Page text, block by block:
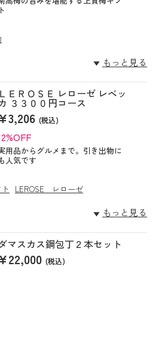
ト
もっと見る
ＬＥＲＯＳＥ レローゼ レベッ
３３００円コース
¥3,206(税込)
用品からグルメまで。引き出物に
人気です
LEROSE レローゼ
もっと見る
マスカス鋼包丁２本セット
¥22,000(税込)